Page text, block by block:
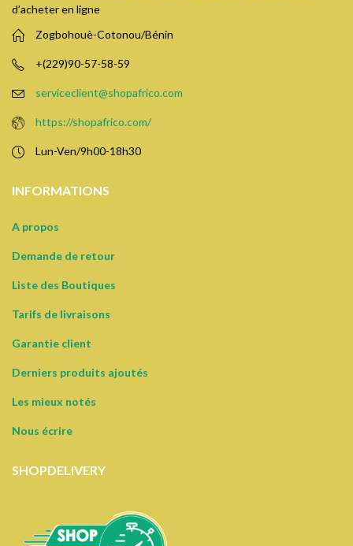
d’acheter en ligne
Zogbohouè-Cotonou/Bénin
+(229)90-57-58-59
serviceclient@shopafrico.com
https://shopafrico.com/
Lun-Ven/9h00-18h30
INFORMATIONS
A propos
Demande de retour
Liste des Boutiques
Tarifs de livraisons
Garantie client
Derniers produits ajoutés
Les mieux notés
Nous écrire
SHOPDELIVERY